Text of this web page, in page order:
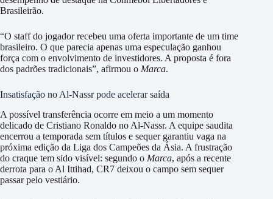
Brasileirão.
“O staff do jogador recebeu uma oferta importante de um time
brasileiro. O que parecia apenas uma especulação ganhou
força com o envolvimento de investidores. A proposta é fora
dos padrões tradicionais”, afirmou o Marca.
Insatisfação no Al-Nassr pode acelerar saída
A possível transferência ocorre em meio a um momento
delicado de Cristiano Ronaldo no Al-Nassr. A equipe saudita
encerrou a temporada sem títulos e sequer garantiu vaga na
próxima edição da Liga dos Campeões da Ásia. A frustração
do craque tem sido visível: segundo o Marca, após a recente
derrota para o Al Ittihad, CR7 deixou o campo sem sequer
passar pelo vestiário.